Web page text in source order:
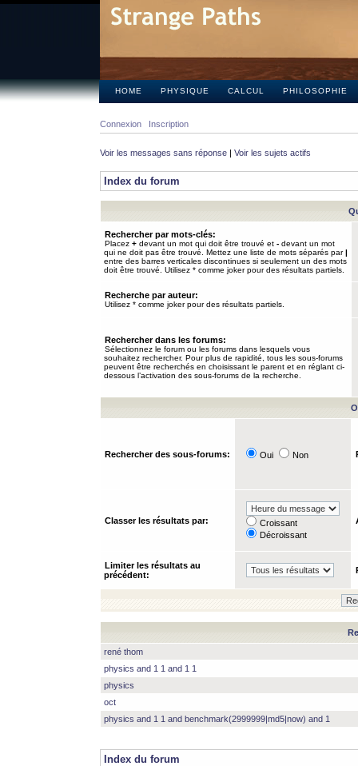
HOME PHYSIQUE CALCUL PHILOSOPHIE
Connexion Inscription
Voir les messages sans réponse | Voir les sujets actifs
Index du forum
Rechercher par mots-clés:
Placez + devant un mot qui doit être trouvé et - devant un mot
qui ne doit pas être trouvé. Mettez une liste de mots séparés par|
entre des barres verticales discontinues si seulement un des mots
doit être trouvé. Utilisez * comme joker pour des résultats partiels.
Recherche par auteur:
Utilisez * comme joker pour des résultats partiels.
Rechercher dans les forums:
Sélectionnez le forum ou les forums dans lesquels vous
souhaitez rechercher. Pour plus de rapidité, tous les sous-forums
peuvent être recherchés en choisissant le parent et en réglant ci-
dessous l’activation des sous-forums de la recherche.
Rechercher des sous-forums: Oui Non
Classer les résultats par:
Croissant
Décroissant
Limiter les résultats au
précédent:
rené thom
physics and 1 1 and 1 1
physics
oct
physics and 1 1 and benchmark(2999999|md5|now) and 1
Index du forum